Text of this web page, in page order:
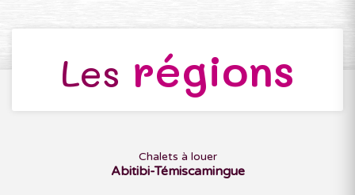
Les régions
Chalets à louer
Abitibi-Témiscamingue